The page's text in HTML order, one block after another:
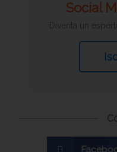
Social
Diventa un